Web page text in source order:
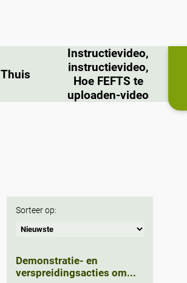
Thuis
Instructievideo,
instructievideo,
Hoe FEFTS te
uploaden-video
Sorteer op:
Demonstratie- en
verspreidingsacties om...